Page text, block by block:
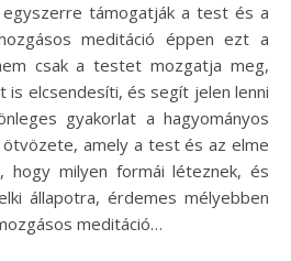
támogatják a test és a
meditáció éppen ezt a
csak a testet mozgatja meg,
is elcsendesíti, és segít jelen lenni
gyakorlat a hagyományos
amely a test és az elme
hogy milyen formái léteznek, és
állapotra, érdemes mélyebben
meditáció…